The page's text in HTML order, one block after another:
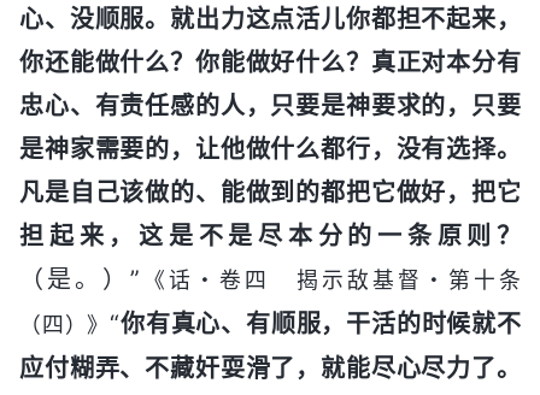
心、没顺服。就出力这点活儿你都担不起来，
你还能做什么？你能做好什么？真正对本分有
忠心、有责任感的人，只要是神要求的，只要
是神家需要的，让他做什么都行，没有选择。
凡是自己该做的、能做到的都把它做好，把它
担起来，这是不是尽本分的一条原则？
（是。）” 《话・卷四 揭示敌基督・第十条
（四）》 “你有真心、有顺服，干活的时候就不
应付糊弄、不藏奸耍滑了，就能尽心尽力了。